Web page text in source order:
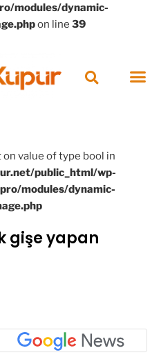
modules/dynamic-
on line 39
value of type bool in
public_html/wp-
modules/dynamic-
gişe yapan